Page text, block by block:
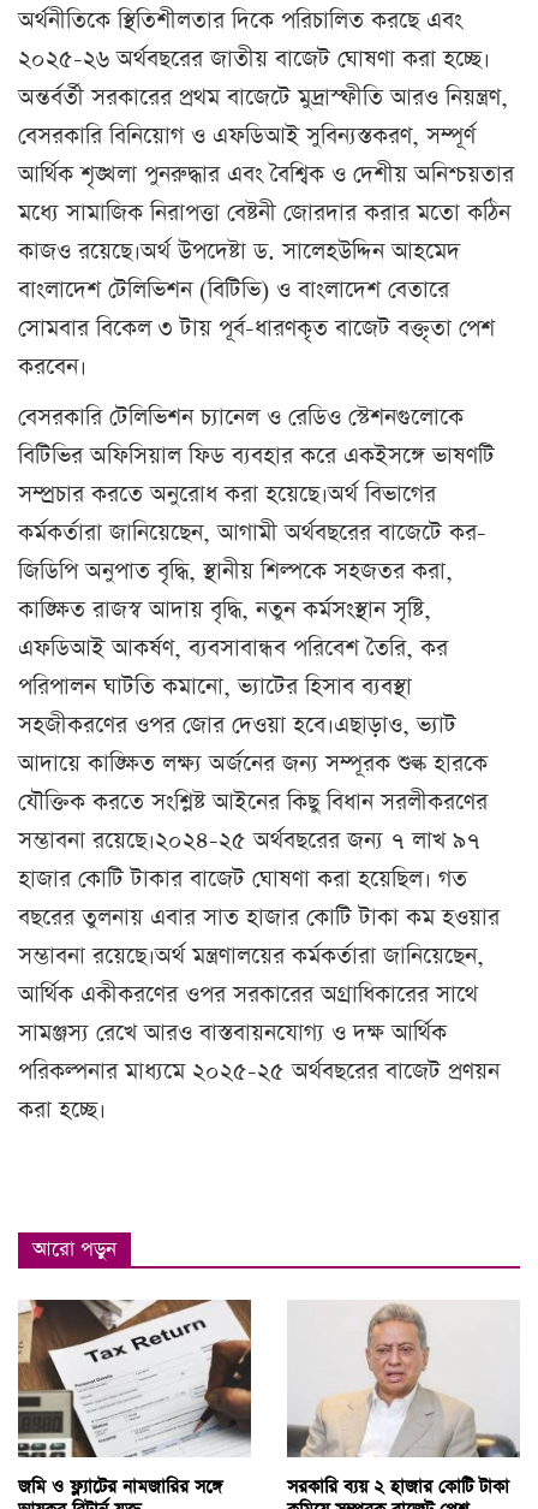
অর্থনীতিকে স্থিতিশীলতার দিকে পরিচালিত করছে এবং
২০২৫-২৬ অর্থবছরের জাতীয় বাজেট ঘোষণা করা হচ্ছে।
অন্তর্বর্তী সরকারের প্রথম বাজেটে মুদ্রাস্ফীতি আরও নিয়ন্ত্রণ,
বেসরকারি বিনিয়োগ ও এফডিআই সুবিন্যস্তকরণ, সম্পূর্ণ
আর্থিক শৃঙ্খলা পুনরুদ্ধার এবং বৈশ্বিক ও দেশীয় অনিশ্চয়তার
মধ্যে সামাজিক নিরাপত্তা বেষ্টনী জোরদার করার মতো কঠিন
কাজও রয়েছে।অর্থ উপদেষ্টা ড. সালেহউদ্দিন আহমেদ
বাংলাদেশ টেলিভিশন (বিটিভি) ও বাংলাদেশ বেতারে
সোমবার বিকেল ৩ টায় পূর্ব-ধারণকৃত বাজেট বক্তৃতা পেশ
করবেন।
বেসরকারি টেলিভিশন চ্যানেল ও রেডিও স্টেশনগুলোকে
বিটিভির অফিসিয়াল ফিড ব্যবহার করে একইসঙ্গে ভাষণটি
সম্প্রচার করতে অনুরোধ করা হয়েছে।অর্থ বিভাগের
কর্মকর্তারা জানিয়েছেন, আগামী অর্থবছরের বাজেটে কর-
জিডিপি অনুপাত বৃদ্ধি, স্থানীয় শিল্পকে সহজতর করা,
কাঙ্ক্ষিত রাজস্ব আদায় বৃদ্ধি, নতুন কর্মসংস্থান সৃষ্টি,
এফডিআই আকর্ষণ, ব্যবসাবান্ধব পরিবেশ তৈরি, কর
পরিপালন ঘাটতি কমানো, ভ্যাটের হিসাব ব্যবস্থা
সহজীকরণের ওপর জোর দেওয়া হবে।এছাড়াও, ভ্যাট
আদায়ে কাঙ্ক্ষিত লক্ষ্য অর্জনের জন্য সম্পূরক শুল্ক হারকে
যৌক্তিক করতে সংশ্লিষ্ট আইনের কিছু বিধান সরলীকরণের
সম্ভাবনা রয়েছে।২০২৪-২৫ অর্থবছরের জন্য ৭ লাখ ৯৭
হাজার কোটি টাকার বাজেট ঘোষণা করা হয়েছিল। গত
বছরের তুলনায় এবার সাত হাজার কোটি টাকা কম হওয়ার
সম্ভাবনা রয়েছে।অর্থ মন্ত্রণালয়ের কর্মকর্তারা জানিয়েছেন,
আর্থিক একীকরণের ওপর সরকারের অগ্রাধিকারের সাথে
সামঞ্জস্য রেখে আরও বাস্তবায়নযোগ্য ও দক্ষ আর্থিক
পরিকল্পনার মাধ্যমে ২০২৫-২৫ অর্থবছরের বাজেট প্রণয়ন
করা হচ্ছে।
আরো পড়ুন
জমি ও ফ্ল্যাটের নামজারির সঙ্গে
সরকারি ব্যয় ২ হাজার কোটি টাকা